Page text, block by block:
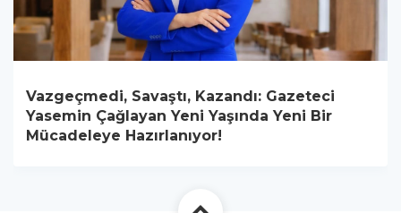
Vazgeçmedi, Savaştı, Kazandı: Gazeteci
Yasemin Çağlayan Yeni Yaşında Yeni Bir
Mücadeleye Hazırlanıyor!